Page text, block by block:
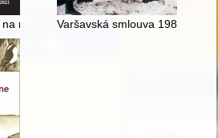
rubieży cesarstwa : reformy
Varšavská smlouva 1985-